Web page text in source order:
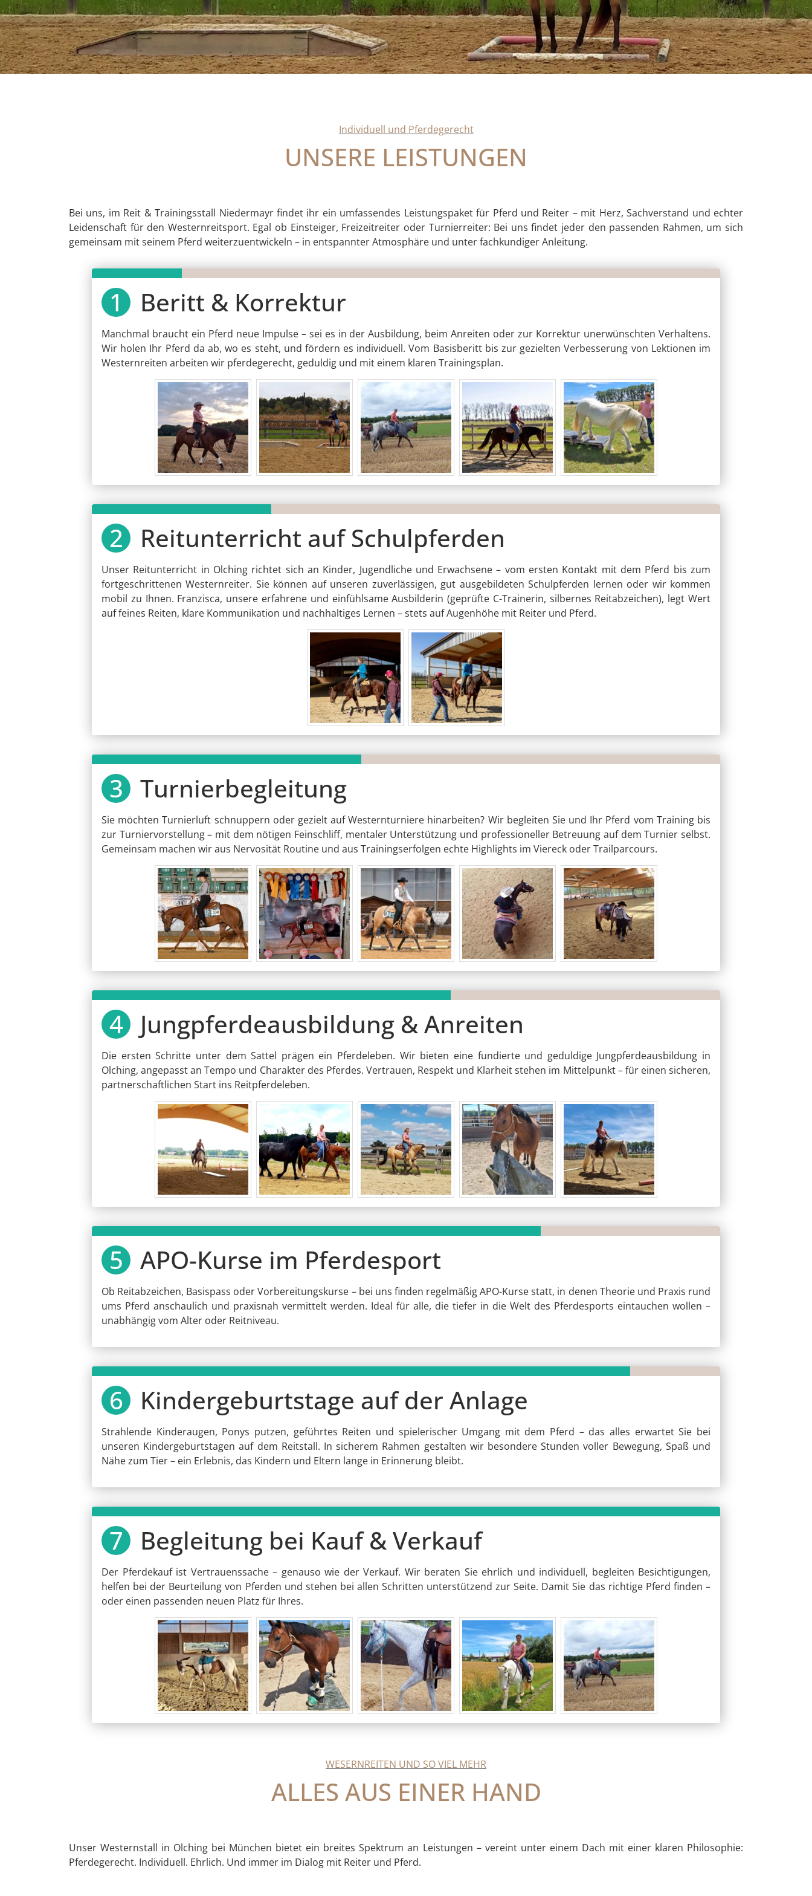
Individuell und Pferdegerecht
UNSERE LEISTUNGEN
Bei uns, im Reit & Trainingsstall Niedermayr findet ihr ein umfassendes Leistungspaket für Pferd und Reiter – mit Herz, Sachverstand und echter
Leidenschaft für den Westernreitsport. Egal ob Einsteiger, Freizeitreiter oder Turnierreiter: Bei uns findet jeder den passenden Rahmen, um sich
gemeinsam mit seinem Pferd weiterzuentwickeln – in entspannter Atmosphäre und unter fachkundiger Anleitung.
Beritt & Korrektur
Manchmal braucht ein Pferd neue Impulse – sei es in der Ausbildung, beim Anreiten oder zur Korrektur unerwünschten Verhaltens.
Wir holen Ihr Pferd da ab, wo es steht, und fördern es individuell. Vom Basisberitt bis zur gezielten Verbesserung von Lektionen im
Westernreiten arbeiten wir pferdegerecht, geduldig und mit einem klaren Trainingsplan.
Reitunterricht auf Schulpferden
Unser Reitunterricht in Olching richtet sich an Kinder, Jugendliche und Erwachsene – vom ersten Kontakt mit dem Pferd bis zum
fortgeschrittenen Westernreiter. Sie können auf unseren zuverlässigen, gut ausgebildeten Schulpferden lernen oder wir kommen
mobil zu Ihnen. Franzisca, unsere erfahrene und einfühlsame Ausbilderin (geprüfte C-Trainerin, silbernes Reitabzeichen), legt Wert
auf feines Reiten, klare Kommunikation und nachhaltiges Lernen – stets auf Augenhöhe mit Reiter und Pferd.
Turnierbegleitung
Sie möchten Turnierluft schnuppern oder gezielt auf Westernturniere hinarbeiten? Wir begleiten Sie und Ihr Pferd vom Training bis
zur Turniervorstellung – mit dem nötigen Feinschliff, mentaler Unterstützung und professioneller Betreuung auf dem Turnier selbst.
Gemeinsam machen wir aus Nervosität Routine und aus Trainingserfolgen echte Highlights im Viereck oder Trailparcours.
Jungpferdeausbildung & Anreiten
Die ersten Schritte unter dem Sattel prägen ein Pferdeleben. Wir bieten eine fundierte und geduldige Jungpferdeausbildung in
Olching, angepasst an Tempo und Charakter des Pferdes. Vertrauen, Respekt und Klarheit stehen im Mittelpunkt – für einen sicheren,
partnerschaftlichen Start ins Reitpferdeleben.
APO-Kurse im Pferdesport
Ob Reitabzeichen, Basispass oder Vorbereitungskurse – bei uns finden regelmäßig APO-Kurse statt, in denen Theorie und Praxis rund
ums Pferd anschaulich und praxisnah vermittelt werden. Ideal für alle, die tiefer in die Welt des Pferdesports eintauchen wollen –
unabhängig vom Alter oder Reitniveau.
Kindergeburtstage auf der Anlage
Strahlende Kinderaugen, Ponys putzen, geführtes Reiten und spielerischer Umgang mit dem Pferd – das alles erwartet Sie bei
unseren Kindergeburtstagen auf dem Reitstall. In sicherem Rahmen gestalten wir besondere Stunden voller Bewegung, Spaß und
Nähe zum Tier – ein Erlebnis, das Kindern und Eltern lange in Erinnerung bleibt.
Begleitung bei Kauf & Verkauf
Der Pferdekauf ist Vertrauenssache – genauso wie der Verkauf. Wir beraten Sie ehrlich und individuell, begleiten Besichtigungen,
helfen bei der Beurteilung von Pferden und stehen bei allen Schritten unterstützend zur Seite. Damit Sie das richtige Pferd finden –
oder einen passenden neuen Platz für Ihres.
WESERNREITEN UND SO VIEL MEHR
ALLES AUS EINER HAND
Unser Westernstall in Olching bei München bietet ein breites Spektrum an Leistungen – vereint unter einem Dach mit einer klaren Philosophie:
Pferdegerecht. Individuell. Ehrlich. Und immer im Dialog mit Reiter und Pferd.